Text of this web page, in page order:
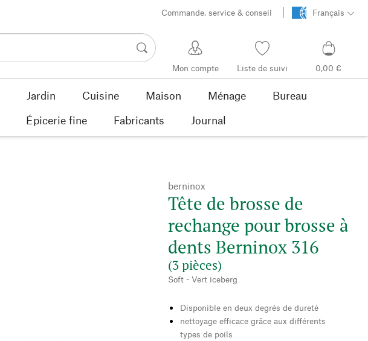
Commande, service & conseil Français
Mon compte Liste de suivi 0,00 €
Jardin Cuisine Maison Ménage
Bureau
Épicerie fine Fabricants Journal
berninox
Tête de brosse de
rechange pour brosse à
dents Berninox 316
(3 pièces)
Soft - Vert iceberg
Disponible en deux degrés de dureté
nettoyage efficace grâce aux différents
types de poils